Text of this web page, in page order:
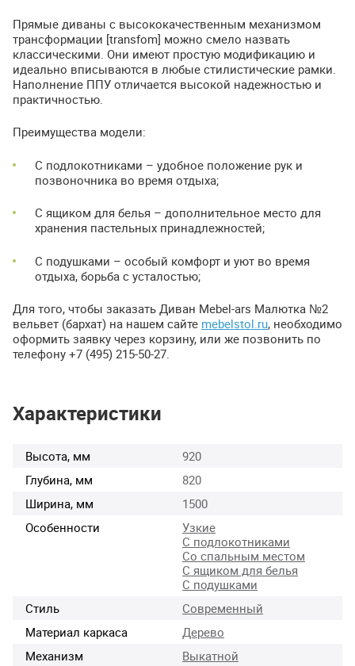
Прямые диваны с высококачественным механизмом
трансформации [transfom] можно смело назвать
классическими. Они имеют простую модификацию и
идеально вписываются в любые стилистические рамки.
Наполнение ППУ отличается высокой надежностью и
практичностью.
Преимущества модели:
С подлокотниками – удобное положение рук и
позвоночника во время отдыха;
С ящиком для белья – дополнительное место для
хранения пастельных принадлежностей;
С подушками – особый комфорт и уют во время
отдыха, борьба с усталостью;
Для того, чтобы заказать Диван Mebel-ars Малютка №2
вельвет (бархат) на нашем сайте mebelstol.ru, необходимо
оформить заявку через корзину, или же позвонить по
телефону +7 (495) 215-50-27.
Характеристики
Высота, мм
920
Глубина, мм
820
Ширина, мм
1500
Особенности
Узкие
С подлокотниками
Со спальным местом
С ящиком для белья
С подушками
Стиль
Современный
Материал каркаса
Дерево
Механизм
Выкатной